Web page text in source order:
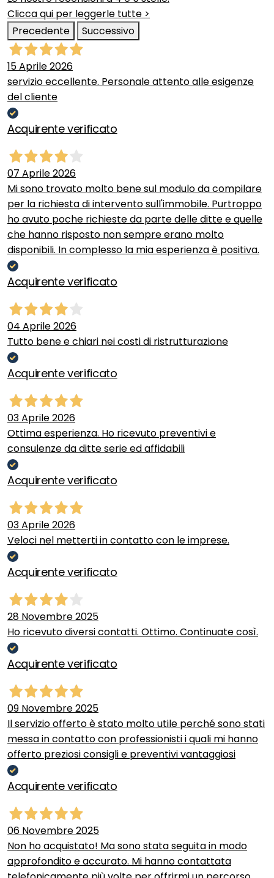
Clicca qui per leggerle tutte >
Precedente
Successivo
15 Aprile 2026
servizio eccellente. Personale attento alle esigenze
del cliente
Acquirente verificato
07 Aprile 2026
Mi sono trovato molto bene sul modulo da compilare
per la richiesta di intervento sull'immobile. Purtroppo
ho avuto poche richieste da parte delle ditte e quelle
che hanno risposto non sempre erano molto
disponibili. In complesso la mia esperienza è positiva.
Acquirente verificato
04 Aprile 2026
Tutto bene e chiari nei costi di ristrutturazione
Acquirente verificato
03 Aprile 2026
Ottima esperienza. Ho ricevuto preventivi e
consulenze da ditte serie ed affidabili
Acquirente verificato
03 Aprile 2026
Veloci nel metterti in contatto con le imprese.
Acquirente verificato
28 Novembre 2025
Ho ricevuto diversi contatti. Ottimo. Continuate così.
Acquirente verificato
09 Novembre 2025
Il servizio offerto è stato molto utile perché sono stati
messa in contatto con professionisti i quali mi hanno
offerto preziosi consigli e preventivi vantaggiosi
Acquirente verificato
06 Novembre 2025
Non ho acquistato! Ma sono stata seguita in modo
approfondito e accurato. Mi hanno contattata